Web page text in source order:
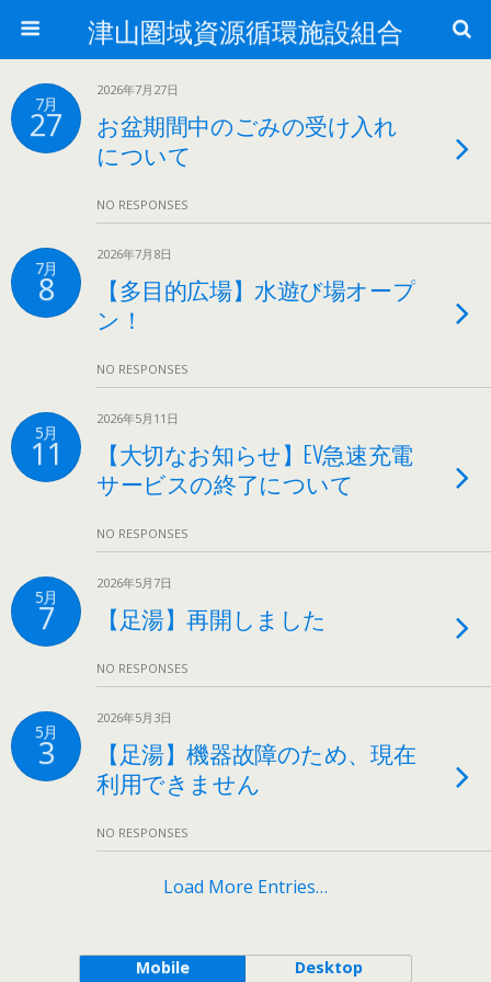
津山圏域資源循環施設組合
7月
27
2026年7月27日
お盆期間中のごみの受け入れ
について
NO RESPONSES
7月
8
2026年7月8日
【多目的広場】水遊び場オープ
ン！
NO RESPONSES
5月
11
2026年5月11日
【大切なお知らせ】EV急速充電
サービスの終了について
NO RESPONSES
5月
7
2026年5月7日
【足湯】再開しました
NO RESPONSES
5月
3
2026年5月3日
【足湯】機器故障のため、現在
利用できません
NO RESPONSES
Load More Entries…
Mobile Desktop